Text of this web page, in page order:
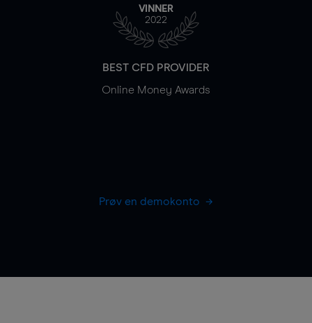
VINNER
2022
BEST CFD PROVIDER
Online Money Awards
Prøv en demokonto